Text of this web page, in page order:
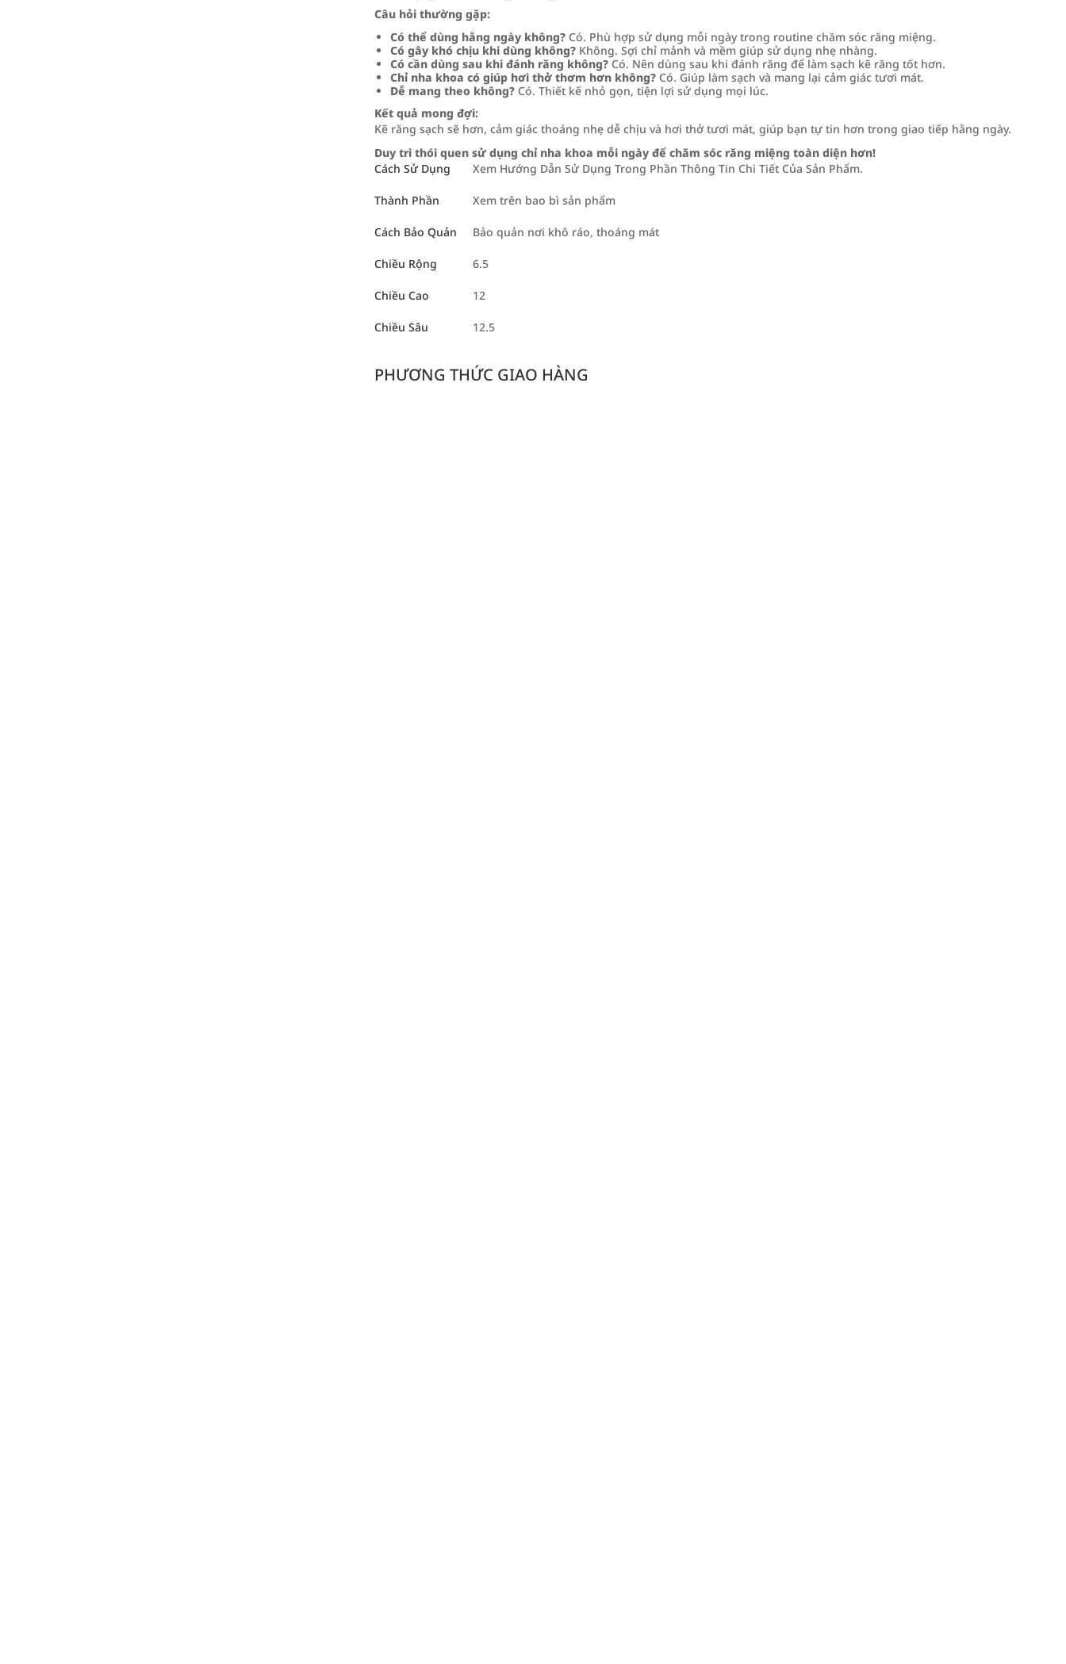
Câu hỏi thường gặp:
Có thể dùng hằng ngày không? Có. Phù hợp sử dụng mỗi ngày trong routine chăm sóc răng miệng.
Có gây khó chịu khi dùng không? Không. Sợi chỉ mảnh và mềm giúp sử dụng nhẹ nhàng.
Có cần dùng sau khi đánh răng không? Có. Nên dùng sau khi đánh răng để làm sạch kẽ răng tốt hơn.
Chỉ nha khoa có giúp hơi thở thơm hơn không? Có. Giúp làm sạch và mang lại cảm giác tươi mát.
Dễ mang theo không? Có. Thiết kế nhỏ gọn, tiện lợi sử dụng mọi lúc.
Kết quả mong đợi:
Kẽ răng sạch sẽ hơn, cảm giác thoáng nhẹ dễ chịu và hơi thở tươi mát, giúp bạn tự tin hơn trong giao tiếp hằng ngày.
Duy trì thói quen sử dụng chỉ nha khoa mỗi ngày để chăm sóc răng miệng toàn diện hơn!
Cách Sử Dụng
Xem Hướng Dẫn Sử Dụng Trong Phần Thông Tin Chi Tiết Của Sản Phẩm.
Thành Phần Xem trên bao bì sản phẩm
Cách Bảo Quản Bảo quản nơi khô ráo, thoáng mát
Chiều Rộng 6.5
Chiều Cao 12
Chiều Sâu 12.5
PHƯƠNG THỨC GIAO HÀNG